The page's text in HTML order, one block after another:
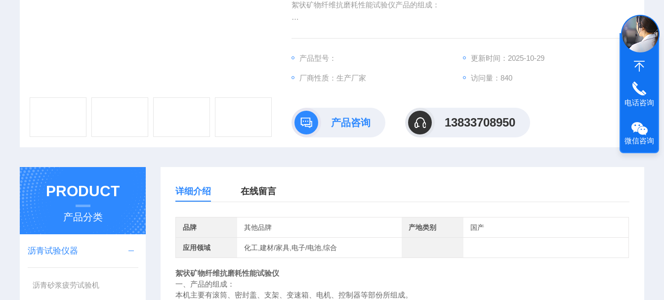
絮状矿物纤维抗磨耗性能试验仪产品的组成：
本机主要有滚筒、密封盖、支架、变速箱、电机、控制器等部份所组成。
产品型号： 更新时间：2025-10-29
厂商性质：生产厂家 访问量：840
产品咨询 13833708950
PRODUCT
产品分类
沥青试验仪器
沥青砂浆疲劳试验机
详细介绍 在线留言
品牌 其他品牌 产地类别 国产
应用领域 化工,建材/家具,电子/电池,综合
絮状矿物纤维抗磨耗性能试验仪
一、产品的组成：
本机主要有滚筒、密封盖、支架、变速箱、电机、控制器等部份所组成。
电话咨询
微信咨询